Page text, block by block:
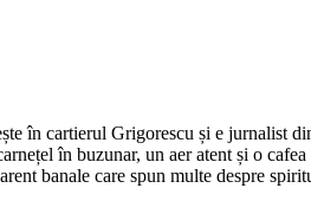
în cartierul Grigorescu și e jurnalist
în buzunar, un aer atent și o
banale care spun multe despre